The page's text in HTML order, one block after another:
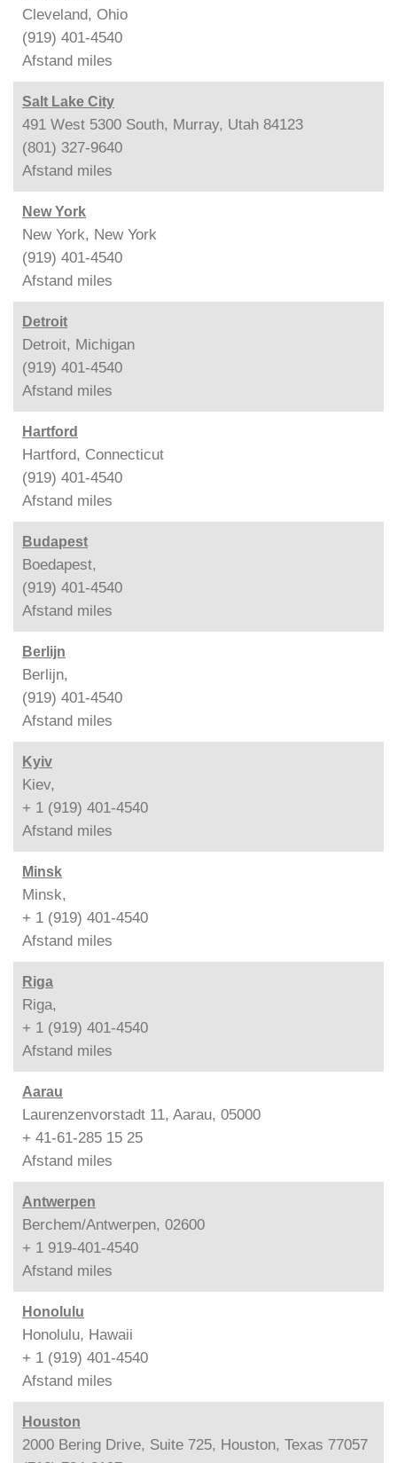
Cleveland, Ohio
(919) 401-4540
Afstand miles
Salt Lake City
491 West 5300 South, Murray, Utah 84123
(801) 327-9640
Afstand miles
New York
New York, New York
(919) 401-4540
Afstand miles
Detroit
Detroit, Michigan
(919) 401-4540
Afstand miles
Hartford
Hartford, Connecticut
(919) 401-4540
Afstand miles
Budapest
Boedapest,
(919) 401-4540
Afstand miles
Berlijn
Berlijn,
(919) 401-4540
Afstand miles
Kyiv
Kiev,
+ 1 (919) 401-4540
Afstand miles
Minsk
Minsk,
+ 1 (919) 401-4540
Afstand miles
Riga
Riga,
+ 1 (919) 401-4540
Afstand miles
Aarau
Laurenzenvorstadt 11, Aarau, 05000
+ 41-61-285 15 25
Afstand miles
Antwerpen
Berchem/Antwerpen, 02600
+ 1 919-401-4540
Afstand miles
Honolulu
Honolulu, Hawaii
+ 1 (919) 401-4540
Afstand miles
Houston
2000 Bering Drive, Suite 725, Houston, Texas 77057